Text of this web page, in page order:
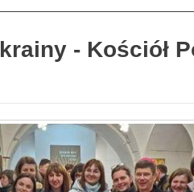
- Kościół